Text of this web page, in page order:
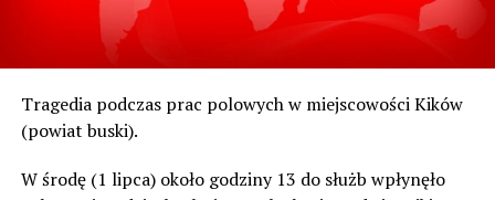
Tragedia podczas prac polowych w miejscowości Kików
(powiat buski).
W środę (1 lipca) około godziny 13 do służb wpłynęło